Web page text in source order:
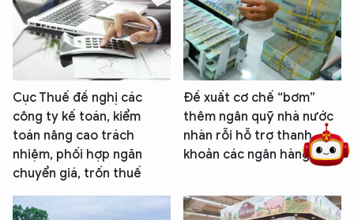
Cục Thuế đề nghị các
công ty kế toán, kiểm
toán nâng cao trách
nhiệm, phối hợp ngăn
chuyển giá, trốn thuế
Đề xuất cơ chế “bơm”
thêm ngân quỹ nhà nước
nhàn rỗi hỗ trợ thanh
khoản các ngân hàng
5 điểm nghẽn của Hà Nội giải pháp xử lý điểm nghẽn của